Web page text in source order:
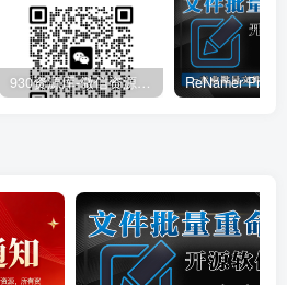
930资源库-微信资源12群【限时免费】开放入群中！！！